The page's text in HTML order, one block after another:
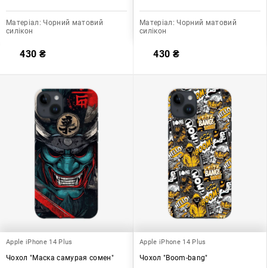
Матеріал: Чорний матовий
силікон
430 ₴
Матеріал: Чорний матовий
силікон
430 ₴
Apple iPhone 14 Plus
Чохол "Маска самурая сомен"
Apple iPhone 14 Plus
Чохол "Boom-bang"